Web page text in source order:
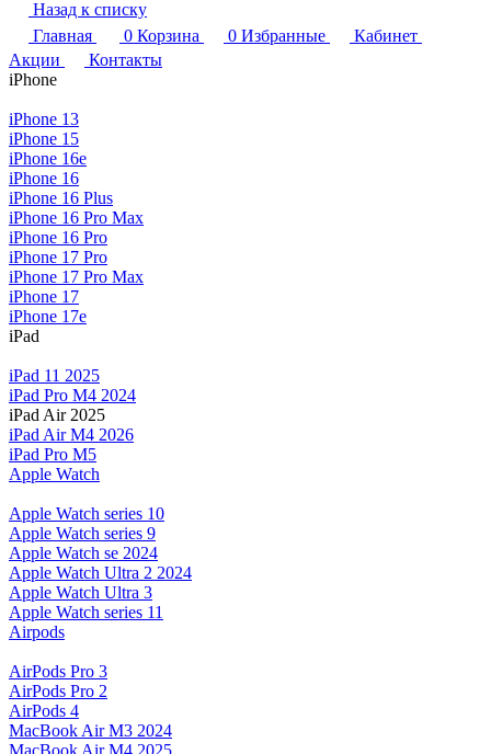
Назад к списку
Главная
0 Корзина 0 Избранные
Кабинет
Акции
Контакты
iPhone
iPhone 13
iPhone 15
iPhone 16e
iPhone 16
iPhone 16 Plus
iPhone 16 Pro Max
iPhone 16 Pro
iPhone 17 Pro
iPhone 17 Pro Max
iPhone 17
iPhone 17e
iPad
iPad 11 2025
iPad Pro M4 2024
iPad Air 2025
iPad Air M4 2026
iPad Pro M5
Apple Watch
Apple Watch series 10
Apple Watch series 9
Apple Watch se 2024
Apple Watch Ultra 2 2024
Apple Watch Ultra 3
Apple Watch series 11
Airpods
AirPods Pro 3
AirPods Pro 2
AirPods 4
MacBook Air M3 2024
MacBook Air M4 2025